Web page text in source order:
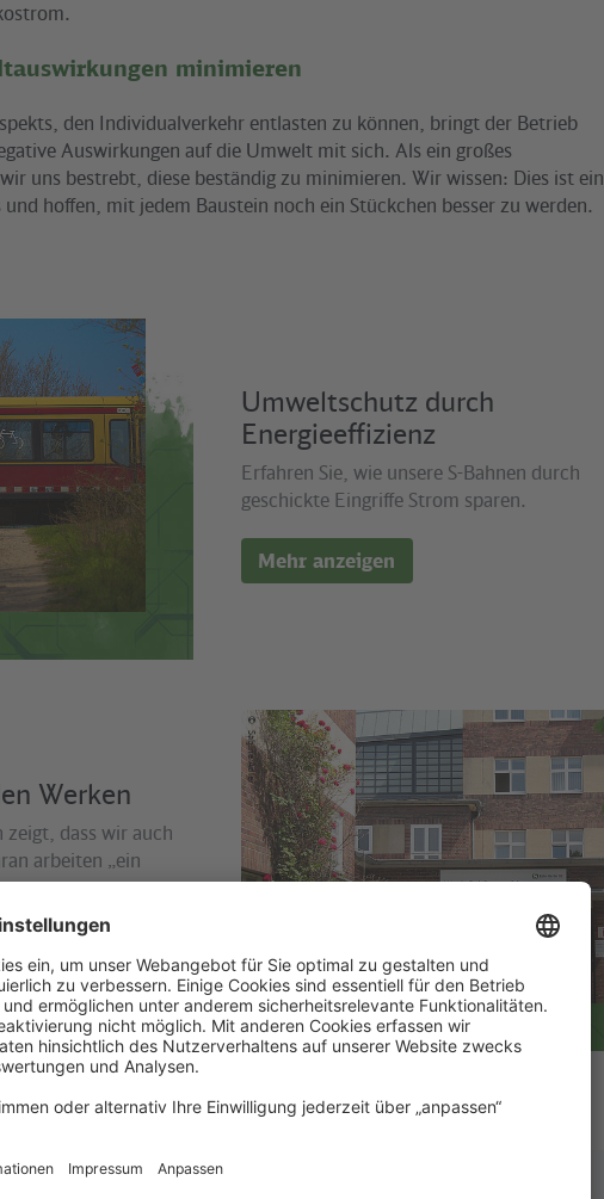
minimieren
den Individualverkehr entlasten zu können, bringt der Betrieb
Auswirkungen auf die Umwelt mit sich. Als ein großes
uns bestrebt, diese beständig zu minimieren. Wir wissen: Dies ist ein
hoffen, mit jedem Baustein noch ein Stückchen besser zu werden.
Umweltschutz durch
Energieeffizienz
Erfahren Sie, wie unsere S-Bahnen durch
geschickte Eingriffe Strom sparen.
Mehr anzeigen
©
Sabine Adler
Werken
zeigt, dass wir auch
arbeiten „ein